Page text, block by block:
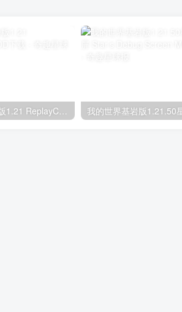
我的世界基岩版1.21 ReplayCraft MOD下载